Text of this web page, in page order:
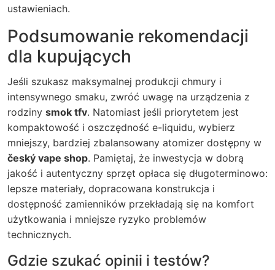
ustawieniach.
Podsumowanie rekomendacji
dla kupujących
Jeśli szukasz maksymalnej produkcji chmury i
intensywnego smaku, zwróć uwagę na urządzenia z
rodziny smok tfv. Natomiast jeśli priorytetem jest
kompaktowość i oszczędność e-liquidu, wybierz
mniejszy, bardziej zbalansowany atomizer dostępny w
český vape shop. Pamiętaj, że inwestycja w dobrą
jakość i autentyczny sprzęt opłaca się długoterminowo:
lepsze materiały, dopracowana konstrukcja i
dostępność zamienników przekładają się na komfort
użytkowania i mniejsze ryzyko problemów
technicznych.
Gdzie szukać opinii i testów?